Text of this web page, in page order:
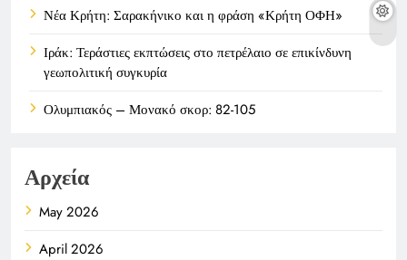
Νέα Κρήτη: Σαρακήνικο και η φράση «Κρήτη ΟΦΗ»
Ιράκ: Τεράστιες εκπτώσεις στο πετρέλαιο σε επικίνδυνη
γεωπολιτική συγκυρία
Ολυμπιακός – Μονακό σκορ: 82-105
Αρχεία
May 2026
April 2026